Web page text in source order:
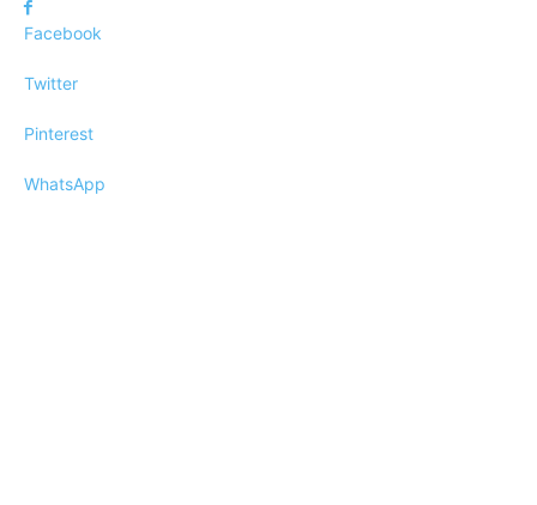
Facebook
Twitter
Pinterest
WhatsApp